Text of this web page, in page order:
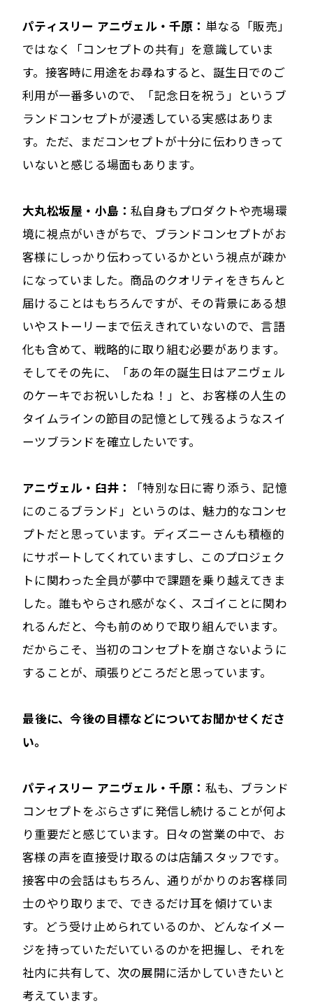
パティスリー アニヴェル・千原： 単なる「販売」
ではなく「コンセプトの共有」を意識していま
す。接客時に用途をお尋ねすると、誕生日でのご
利用が一番多いので、「記念日を祝う」というブ
ランドコンセプトが浸透している実感はありま
す。ただ、まだコンセプトが十分に伝わりきって
いないと感じる場面もあります。
大丸松坂屋・小島：私自身もプロダクトや売場環
境に視点がいきがちで、ブランドコンセプトがお
客様にしっかり伝わっているかという視点が疎か
になっていました。商品のクオリティをきちんと
届けることはもちろんですが、その背景にある想
いやストーリーまで伝えきれていないので、言語
化も含めて、戦略的に取り組む必要があります。
そしてその先に、「あの年の誕生日はアニヴェル
のケーキでお祝いしたね！」と、お客様の人生の
タイムラインの節目の記憶として残るようなスイ
ーツブランドを確立したいです。
アニヴェル・臼井：
「特別な日に寄り添う、記憶
にのこるブランド」というのは、魅力的なコンセ
プトだと思っています。ディズニーさんも積極的
にサポートしてくれていますし、このプロジェク
トに関わった全員が夢中で課題を乗り越えてきま
した。誰もやらされ感がなく、スゴイことに関わ
れるんだと、今も前のめりで取り組んでいます。
だからこそ、当初のコンセプトを崩さないように
することが、頑張りどころだと思っています。
――最後に、今後の目標などについてお聞かせくださ
い。
パティスリー アニヴェル・千原： 私も、ブランド
コンセプトをぶらさずに発信し続けることが何よ
り重要だと感じています。日々の営業の中で、お
客様の声を直接受け取るのは店舗スタッフです。
接客中の会話はもちろん、通りがかりのお客様同
士のやり取りまで、できるだけ耳を傾けていま
す。どう受け止められているのか、どんなイメー
ジを持っていただいているのかを把握し、それを
社内に共有して、次の展開に活かしていきたいと
考えています。